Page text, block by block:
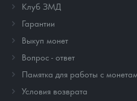
Клуб ЗМД
Гарантии
Выкуп монет
Вопрос - ответ
Памятка для работы с
Условия возврата